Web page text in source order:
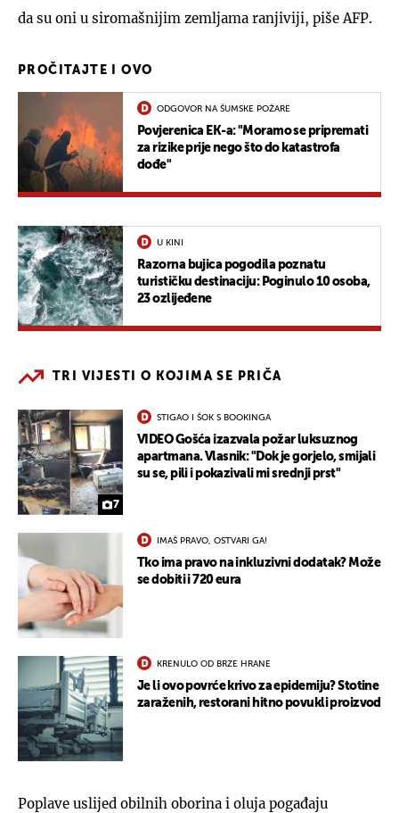
da su oni u siromašnijim zemljama ranjiviji, piše AFP.
PROČITAJTE I OVO
ODGOVOR NA ŠUMSKE POŽARE
Povjerenica EK-a: "Moramo se pripremati
za rizike prije nego što do katastrofa
dođe"
U KINI
Razorna bujica pogodila poznatu
turističku destinaciju: Poginulo 10 osoba,
23 ozlijeđene
TRI VIJESTI O KOJIMA SE PRIČA
7
STIGAO I ŠOK S BOOKINGA
VIDEO Gošća izazvala požar luksuznog
apartmana. Vlasnik: "Dok je gorjelo, smijali
su se, pili i pokazivali mi srednji prst"
IMAŠ PRAVO, OSTVARI GA!
Tko ima pravo na inkluzivni dodatak? Može
se dobiti i 720 eura
KRENULO OD BRZE HRANE
Je li ovo povrće krivo za epidemiju? Stotine
zaraženih, restorani hitno povukli proizvod
Poplave uslijed obilnih oborina i oluja pogađaju